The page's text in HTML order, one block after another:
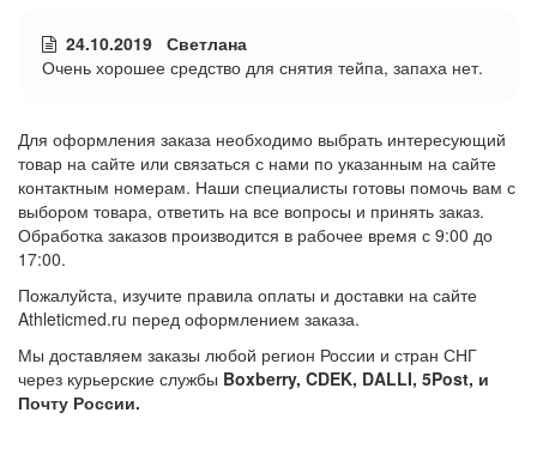
24.10.2019 Светлана
Очень хорошее средство для снятия тейпа, запаха нет.
Для оформления заказа необходимо выбрать интересующий
товар на сайте или связаться с нами по указанным на сайте
контактным номерам. Наши специалисты готовы помочь вам с
выбором товара, ответить на все вопросы и принять заказ.
Обработка заказов производится в рабочее время с 9:00 до
17:00.
Пожалуйста, изучите правила оплаты и доставки на сайте
Athleticmed.ru перед оформлением заказа.
Мы доставляем заказы любой регион России и стран СНГ
через курьерские службы Boxberry, CDEK, DALLI, 5Post, и
Почту России.